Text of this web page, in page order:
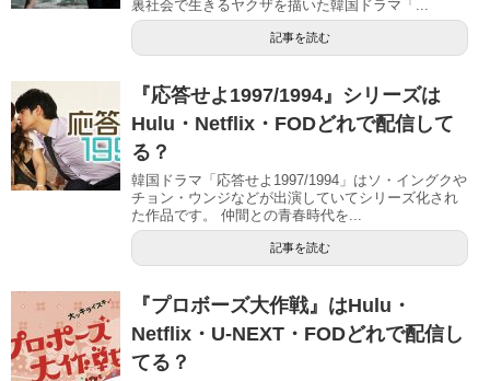
裏社会で生きるヤクザを描いた韓国ドラマ「...
記事を読む
『応答せよ1997/1994』シリーズは
Hulu・Netflix・FODどれで配信して
る？
韓国ドラマ「応答せよ1997/1994」はソ・イングクや
チョン・ウンジなどが出演していてシリーズ化され
た作品です。 仲間との青春時代を...
記事を読む
『プロボーズ大作戦』はHulu・
Netflix・U-NEXT・FODどれで配信し
てる？